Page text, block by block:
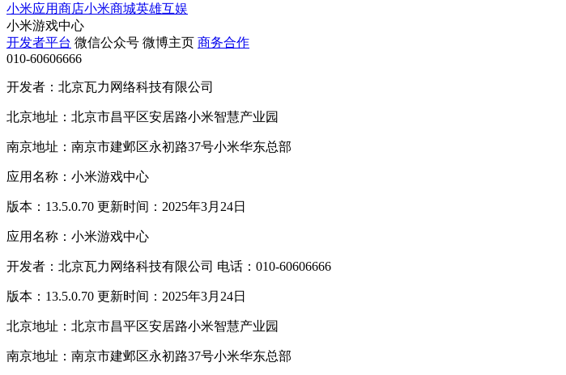
小米应用商店小米商城英雄互娱
小米游戏中心
开发者平台 微信公众号 微博主页 商务合作
010-60606666
开发者：北京瓦力网络科技有限公司
北京地址：北京市昌平区安居路小米智慧产业园
南京地址：南京市建邺区永初路37号小米华东总部
应用名称：小米游戏中心
版本：13.5.0.70 更新时间：2025年3月24日
应用名称：小米游戏中心
开发者：北京瓦力网络科技有限公司 电话：010-60606666
版本：13.5.0.70 更新时间：2025年3月24日
北京地址：北京市昌平区安居路小米智慧产业园
南京地址：南京市建邺区永初路37号小米华东总部